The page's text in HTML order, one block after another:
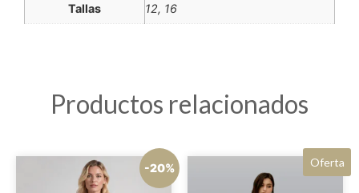
Tallas 12, 16
Productos relacionados
-20% Oferta